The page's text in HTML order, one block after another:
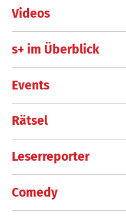
Videos
s+ im Überblick
Events
Rätsel
Leserreporter
Comedy